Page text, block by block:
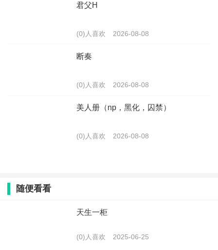
君父H
(0)人喜欢 2026-08-08
断奏
(0)人喜欢 2026-08-08
美人册（np，黑化，囚禁）
(0)人喜欢 2026-08-08
随便看看
天生一柜
(0)人喜欢 2025-06-25